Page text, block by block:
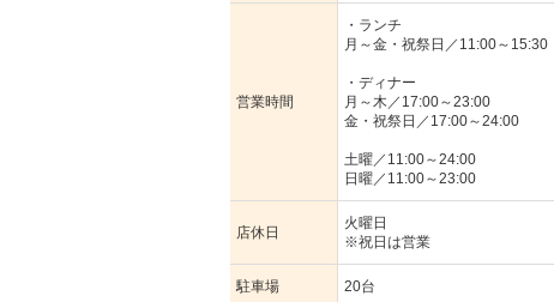
営業時間
・ランチ
月～金・祝祭日／11:00～15:30
・ディナー
月～木／17:00～23:00
金・祝祭日／17:00～24:00
土曜／11:00～24:00
日曜／11:00～23:00
店休日
火曜日
※祝日は営業
駐車場 20台